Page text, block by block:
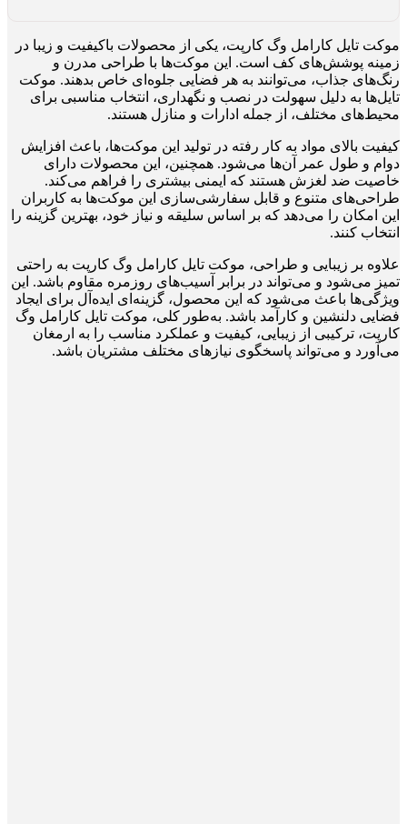
موکت تایل کارامل وگ کارپت، یکی از محصولات باکیفیت و زیبا در
زمینه پوشش‌های کف است. این موکت‌ها با طراحی مدرن و
رنگ‌های جذاب، می‌توانند به هر فضایی جلوه‌ای خاص بدهند. موکت
تایل‌ها به دلیل سهولت در نصب و نگهداری، انتخاب مناسبی برای
محیط‌های مختلف، از جمله ادارات و منازل هستند.
کیفیت بالای مواد به کار رفته در تولید این موکت‌ها، باعث افزایش
دوام و طول عمر آن‌ها می‌شود. همچنین، این محصولات دارای
خاصیت ضد لغزش هستند که ایمنی بیشتری را فراهم می‌کند.
طراحی‌های متنوع و قابل سفارشی‌سازی این موکت‌ها به کاربران
این امکان را می‌دهد که بر اساس سلیقه و نیاز خود، بهترین گزینه را
انتخاب کنند.
علاوه بر زیبایی و طراحی، موکت تایل کارامل وگ کارپت به راحتی
تمیز می‌شود و می‌تواند در برابر آسیب‌های روزمره مقاوم باشد. این
ویژگی‌ها باعث می‌شود که این محصول، گزینه‌ای ایده‌آل برای ایجاد
فضایی دلنشین و کارآمد باشد. به‌طور کلی، موکت تایل کارامل وگ
کارپت، ترکیبی از زیبایی، کیفیت و عملکرد مناسب را به ارمغان
می‌آورد و می‌تواند پاسخگوی نیازهای مختلف مشتریان باشد.